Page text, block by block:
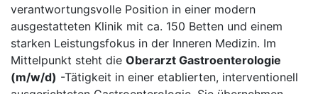
verantwortungsvolle Position in einer modern
ausgestatteten Klinik mit ca. 150 Betten und einem
starken Leistungsfokus in der Inneren Medizin. Im
Mittelpunkt steht die Oberarzt Gastroenterologie
(m/w/d) -Tätigkeit in einer etablierten, interventionell